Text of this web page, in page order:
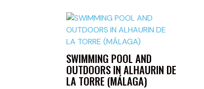
SWIMMING POOL AND
OUTDOORS IN ALHAURIN DE
LA TORRE (MÁLAGA)